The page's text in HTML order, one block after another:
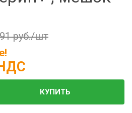
руб./шт
КУПИТЬ